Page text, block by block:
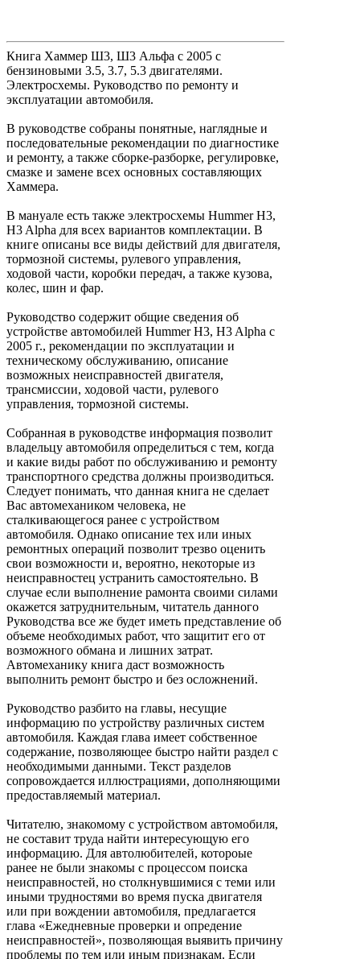
Книга Хаммер Ш3, Ш3 Альфа с 2005 с
бензиновыми 3.5, 3.7, 5.3 двигателями.
Электросхемы. Руководство по ремонту и
эксплуатации автомобиля.
В руководстве собраны понятные, наглядные и
последовательные рекомендации по диагностике
и ремонту, а также сборке-разборке, регулировке,
смазке и замене всех основных составляющих
Хаммера.
В мануале есть также электросхемы Hummer H3,
H3 Alpha для всех вариантов комплектации. В
книге описаны все виды действий для двигателя,
тормозной системы, рулевого управления,
ходовой части, коробки передач, а также кузова,
колес, шин и фар.
Руководство содержит общие сведения об
устройстве автомобилей Hummer H3, H3 Alpha с
2005 г., рекомендации по эксплуатации и
техническому обслуживанию, описание
возможных неисправностей двигателя,
трансмиссии, ходовой части, рулевого
управления, тормозной системы.
Собранная в руководстве информация позволит
владельцу автомобиля определиться с тем, когда
и какие виды работ по обслуживанию и ремонту
транспортного средства должны производиться.
Следует понимать, что данная книга не сделает
Вас автомехаником человека, не
сталкивающегося ранее с устройством
автомобиля. Однако описание тех или иных
ремонтных операций позволит трезво оценить
свои возможности и, вероятно, некоторые из
неисправностец устранить самостоятельно. В
случае если выполнение рамонта своими силами
окажется затруднительным, читатель данного
Руководства все же будет иметь представление об
объеме необходимых работ, что защитит его от
возможного обмана и лишних затрат.
Автомеханику книга даст возможность
выполнить ремонт быстро и без осложнений.
Руководство разбито на главы, несущие
информацию по устройству различных систем
автомобиля. Каждая глава имеет собственное
содержание, позволяющее быстро найти раздел с
необходимыми данными. Текст разделов
сопровождается иллюстрациями, дополняющими
предоставляемый материал.
Читателю, знакомому с устройством автомобиля,
не составит труда найти интересующую его
информацию. Для автолюбителей, котороые
ранее не были знакомы с процессом поиска
неисправностей, но столкнувшимися с теми или
иными трудностями во время пуска двигателя
или при вождении автомобиля, предлагается
глава «Ежедневные проверки и опредение
неисправностей», позволяющая выявить причину
проблемы по тем или иным признакам. Если